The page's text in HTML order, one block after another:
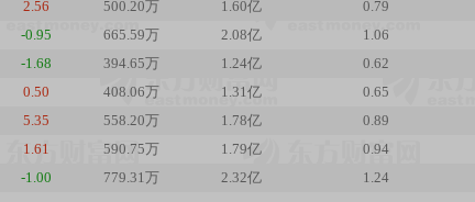
2.56 500.20万 1.60亿 0.79
-0.95 665.59万 2.08亿 1.06
-1.68 394.65万 1.24亿 0.62
0.50 408.06万 1.31亿 0.65
5.35 558.20万 1.78亿 0.89
1.61 590.75万 1.79亿 0.94
-1.00 779.31万 2.32亿 1.24